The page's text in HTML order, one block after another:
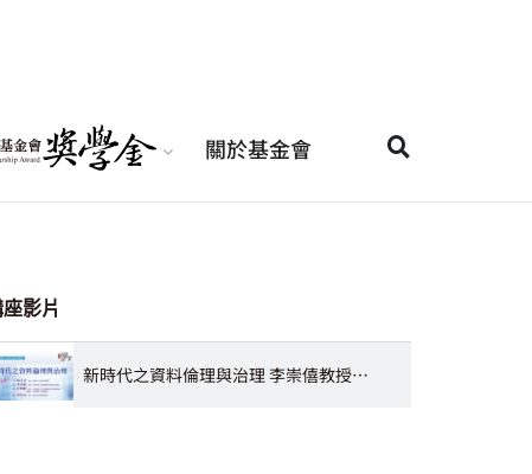
關於基金會
影片
新時代之資料倫理與治理 李崇僖教授、許明暉所長、宋皇志所長、張文貞院長